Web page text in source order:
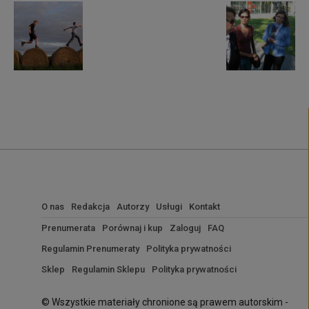
O nas Redakcja Autorzy Usługi Kontakt
Prenumerata Porównaj i kup Zaloguj
FAQ
Regulamin Prenumeraty
Polityka prywatności
Sklep
Regulamin Sklepu Polityka prywatności
© Wszystkie materiały chronione są prawem autorskim -